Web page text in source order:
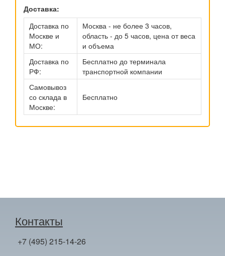
Доставка:
Доставка по
Москве и
МО:
Москва - не более 3 часов,
область - до 5 часов, цена от веса
и объема
Доставка по
РФ:
Бесплатно до терминала
транспортной компании
Самовывоз
со склада в
Москве:
Бесплатно
Контакты
+7 (495) 215-14-26